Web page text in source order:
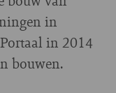
in
in 2014
bouwen.